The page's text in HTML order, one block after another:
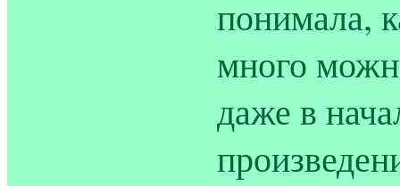
понимала,
много
даже в